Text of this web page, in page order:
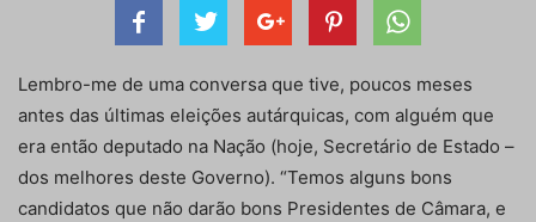
Lembro-me de uma conversa que tive, poucos meses
antes das últimas eleições autárquicas, com alguém que
era então deputado na Nação (hoje, Secretário de Estado –
dos melhores deste Governo). “Temos alguns bons
candidatos que não darão bons Presidentes de Câmara, e